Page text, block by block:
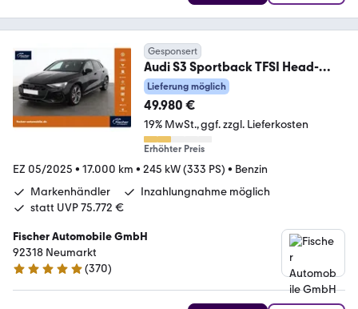
Gesponsert
Audi S3 Sportback TFSI Head-
up/VCP/LED/NAV/SONOS
Lieferung möglich
49.980 €
19% MwSt. ggf. zzgl. Lieferkosten
Erhöhter Preis
EZ 05/2025 • 17.000 km • 245 kW (333 PS) • Benzin
Markenhändler
Inzahlungnahme möglich
statt UVP 75.772 €
Fischer Automobile GmbH
92318 Neumarkt
4.8 Sterne
(370)